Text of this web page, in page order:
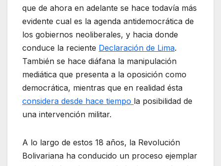
que de ahora en adelante se hace todavía más
evidente cual es la agenda antidemocrática de
los gobiernos neoliberales, y hacia donde
conduce la reciente Declaración de Lima.
También se hace diáfana la manipulación
mediática que presenta a la oposición como
democrática, mientras que en realidad ésta
considera desde hace tiempo la posibilidad de
una intervención militar.
A lo largo de estos 18 años, la Revolución
Bolivariana ha conducido un proceso ejemplar